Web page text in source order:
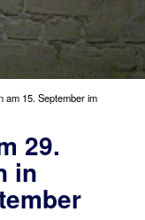
am 15. September im
29.
in